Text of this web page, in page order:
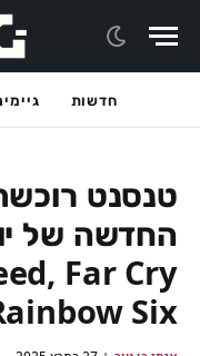
חדשות
החדשה של
Six